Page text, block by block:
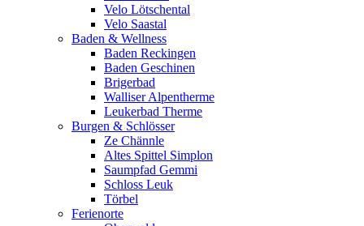
Velo Lötschental
Velo Saastal
Baden & Wellness
Baden Reckingen
Baden Geschinen
Brigerbad
Walliser Alpentherme
Leukerbad Therme
Burgen & Schlösser
Ze Chännle
Altes Spittel Simplon
Saumpfad Gemmi
Schloss Leuk
Törbel
Ferienorte